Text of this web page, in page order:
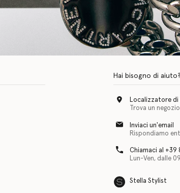
Hai bisogno di aiuto?
Localizzatore di
Trova un negozio
Inviaci un'email
Rispondiamo
Chiamaci al +39
Lun-Ven, dalle
Stella Stylist